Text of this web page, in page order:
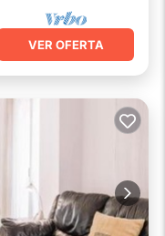
VER OFERTA